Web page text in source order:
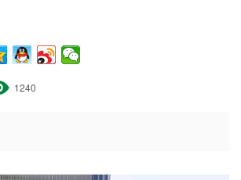
1240